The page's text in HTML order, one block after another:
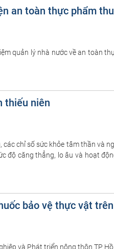
an toàn thực phẩm
quản lý nhà nước về an toàn
thiếu niên
chỉ số sức khỏe tâm thần và
độ căng thẳng, lo âu và hoạt
bảo vệ thực vật
và Phát triển nông thôn TP Hồ